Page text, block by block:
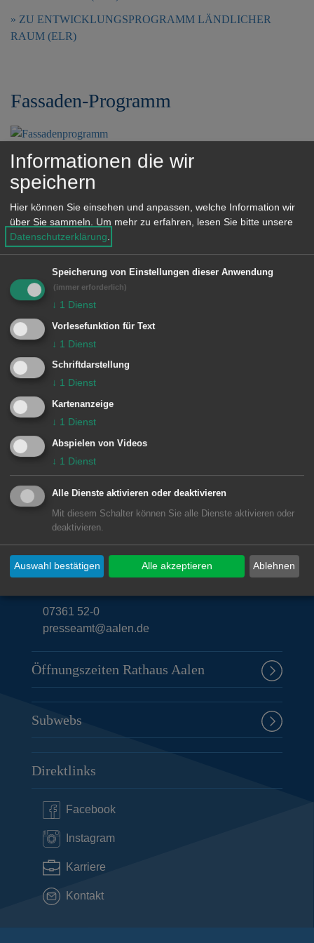
ZU ENTWICKLUNGSPROGRAMM LÄNDLICHER
RAUM (ELR)
Fassaden-Programm
ZU FASSADEN-PROGRAMM
Flächen gewINNEN
ZU FLÄCHEN GEWINNEN
Klimafreundliches Bauen
ZU KLIMAFREUNDLICHES BAUEN
Unsere Anschrift
Marktplatz 30
07361 52-0
presseamt@aalen.de
Öffnungszeiten Rathaus Aalen
Subwebs
Direktlinks
Facebook
Instagram
Karriere
Kontakt
Informationen die wir
speichern
Hier können Sie einsehen und anpassen, welche Information wir
über Sie sammeln.
Um mehr zu erfahren, lesen Sie bitte unsere
Datenschutzerklärung
Speicherung von Einstellungen dieser Anwendung
(immer erforderlich)
↓ 1 Dienst
Vorlesefunktion für Text
↓ 1 Dienst
Schriftdarstellung
↓ 1 Dienst
Kartenanzeige
↓ 1 Dienst
Abspielen von Videos
↓ 1 Dienst
Alle Dienste aktivieren oder deaktivieren
Mit diesem Schalter können Sie alle Dienste aktivieren oder
deaktivieren.
Ablehnen
Auswahl bestätigen Alle akzeptieren